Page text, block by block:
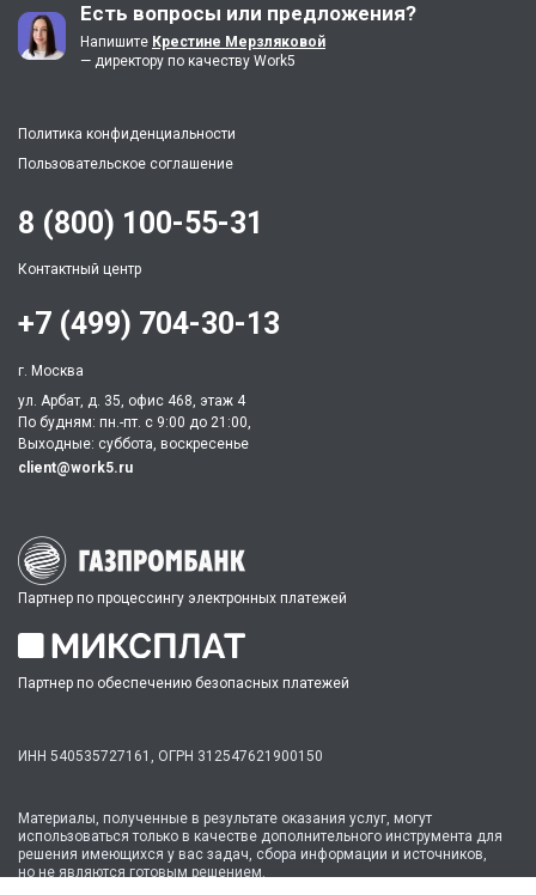
Есть вопросы или предложения?
Напишите Крестине Мерзляковой
— директору по качеству Work5
Политика конфиденциальности
Пользовательское соглашение
Партнер по процессингу электронных платежей
Партнер по обеспечению безопасных платежей
ИНН 540535727161, ОГРН 312547621900150
8 (800) 100-55-31
Контактный центр
+7 (499) 704-30-13
г. Москва
ул. Арбат, д. 35, офис 468, этаж 4
По будням: пн.-пт. c 9:00 до 21:00,
Выходные: суббота, воскресенье
client@work5.ru
Материалы, полученные в результате оказания услуг, могут
использоваться только в качестве дополнительного инструмента для
решения имеющихся у вас задач, сбора информации и источников,
но не являются готовым решением.